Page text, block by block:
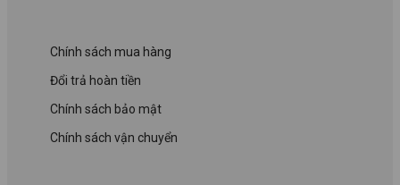
Chính sách mua hàng
Đổi trả hoàn tiền
Chính sách bảo mật
Chính sách vận chuyển